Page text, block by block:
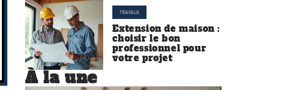
TRAVAUX
Extension de maison :
choisir le bon
professionnel pour
votre projet
À la une